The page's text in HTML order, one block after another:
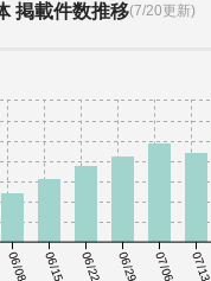
掲載件数推移(7/20更新)
06/08 06/15 06/22 06/29 07/06 07/13